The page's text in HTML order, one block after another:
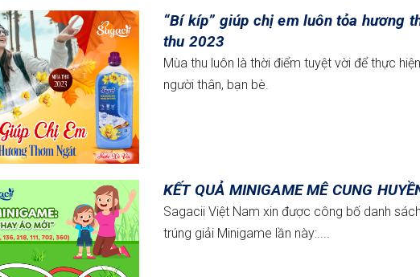
“Bí kíp” giúp chị em luôn tỏa hương
thu 2023
Mùa thu luôn là thời điểm tuyệt vời để thực
người thân, bạn bè.
KẾT QUẢ MINIGAME MÊ CUNG
Sagacii Việt Nam xin được công bố danh
trúng giải Minigame lần này:....